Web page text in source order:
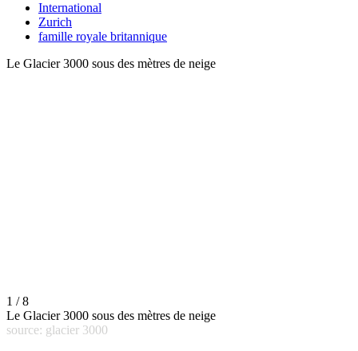
International
Zurich
famille royale britannique
Le Glacier 3000 sous des mètres de neige
1 / 8
Le Glacier 3000 sous des mètres de neige
source: glacier 3000